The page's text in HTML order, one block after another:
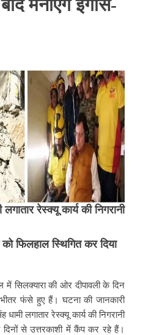
मनाएंगे ईगास-
रेस्क्यू कार्य की निगरानी
फिलहाल स्थिगित कर दिया
में सिलक्यारा की ओर दीपावली के दिन
फंसे हुए हैं। घटना की जानकारी
लगातार रेस्क्यू कार्य की निगरानी
से उत्तरकाशी में कैंप कर रहे हैं।